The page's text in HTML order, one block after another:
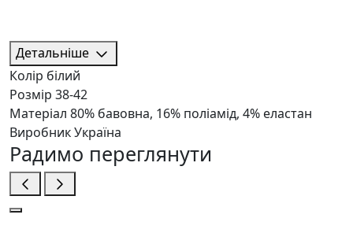
Детальніше
Колір білий
Розмір 38-42
Матеріал 80% бавовна, 16% поліамід, 4% еластан
ВиробникУкраїна
Радимо переглянути